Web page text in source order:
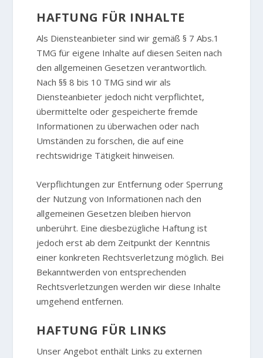
HAFTUNG FÜR INHALTE
Als Diensteanbieter sind wir gemäß § 7 Abs.1
TMG für eigene Inhalte auf diesen Seiten nach
den allgemeinen Gesetzen verantwortlich.
Nach §§ 8 bis 10 TMG sind wir als
Diensteanbieter jedoch nicht verpflichtet,
übermittelte oder gespeicherte fremde
Informationen zu überwachen oder nach
Umständen zu forschen, die auf eine
rechtswidrige Tätigkeit hinweisen.
Verpflichtungen zur Entfernung oder Sperrung
der Nutzung von Informationen nach den
allgemeinen Gesetzen bleiben hiervon
unberührt. Eine diesbezügliche Haftung ist
jedoch erst ab dem Zeitpunkt der Kenntnis
einer konkreten Rechtsverletzung möglich. Bei
Bekanntwerden von entsprechenden
Rechtsverletzungen werden wir diese Inhalte
umgehend entfernen.
HAFTUNG FÜR LINKS
Unser Angebot enthält Links zu externen